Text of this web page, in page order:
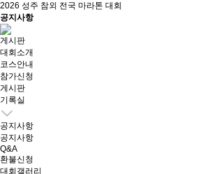
2026 성주 참외 전국 마라톤 대회
공지사항
게시판
대회소개
코스안내
참가신청
게시판
기록실
공지사항
공지사항
Q&A
환불신청
대회갤러리